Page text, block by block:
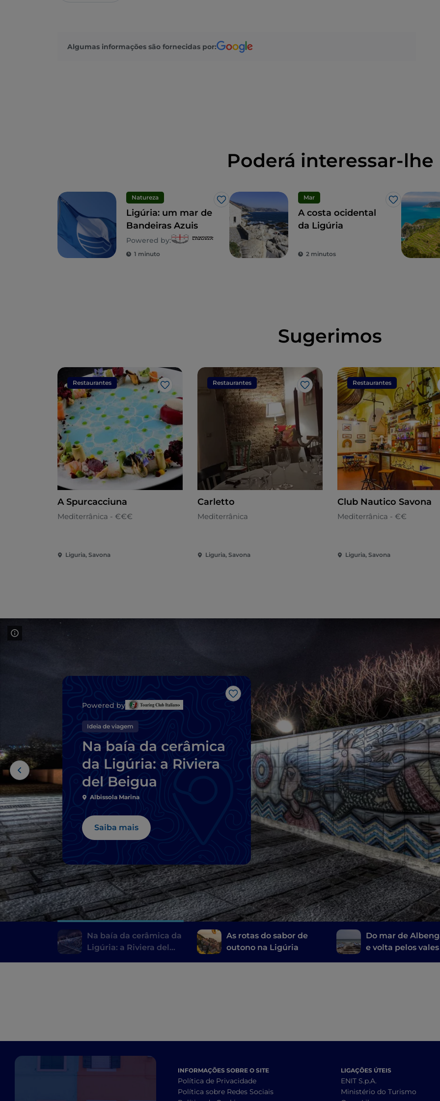
Algumas informações são fornecidas por:
Poderá interessar-lhe
Natureza
Gosto
Ligúria: um mar de
Bandeiras Azuis
Powered by:
1 minuto
Mar
Gosto
A costa ocidental
da Ligúria
2 minutos
Sugerimos
Restaurantes
Gosto
A Spurcacciuna
Mediterrânica - €€€
Liguria, Savona
Restaurantes
Gosto
Carletto
Mediterrânica
Liguria, Savona
Restaurantes
Club Nautico Savona
Mediterrânica - €€
Liguria, Savona
Gosto
Powered by
Ideia de viagem
Na baía da cerâmica
da Ligúria: a Riviera
del Beigua
Albissola Marina
Saiba mais
Na baía da cerâmica da
Ligúria: a Riviera del
As rotas do sabor de
outono na Ligúria
Do mar de
e volta pelos vales
INFORMAÇÕES SOBRE O SITE
Política de Privacidade
Política sobre Redes Sociais
LIGAÇÕES ÚTEIS
ENIT S.p.A.
Ministério do Turismo